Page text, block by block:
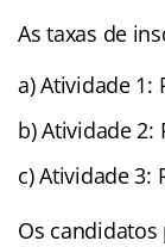
As taxas de
a) Atividade 1:
b) Atividade 2:
c) Atividade 3:
Os